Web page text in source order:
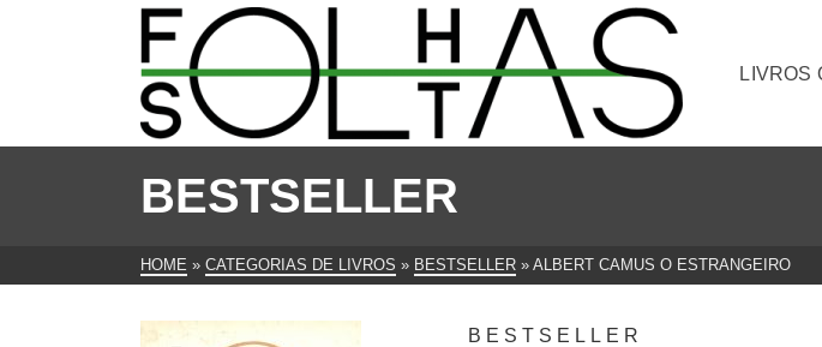
LIVROS
BESTSELLER
HOME » CATEGORIAS DE LIVROS » BESTSELLER » ALBERT CAMUS O ESTRANGEIRO
BESTSELLER